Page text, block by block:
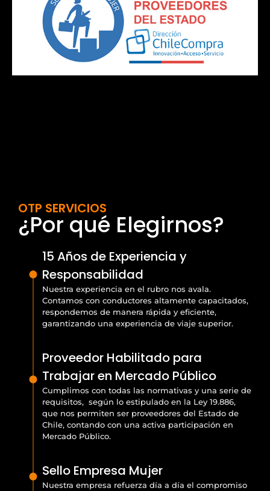
OTP SERVICIOS
¿Por qué Elegirnos?
15 Años de Experiencia y
Responsabilidad
Nuestra experiencia en el rubro nos avala.
Contamos con conductores altamente capacitados,
respondemos de manera rápida y eficiente,
garantizando una experiencia de viaje superior.
Proveedor Habilitado para
Trabajar en Mercado Público
Cumplimos con todas las normativas y una serie de
requisitos, según lo estipulado en la Ley 19.886,
que nos permiten ser proveedores del Estado de
Chile, contando con una activa participación en
Mercado Público.
Sello Empresa Mujer
Nuestra empresa refuerza día a día el compromiso